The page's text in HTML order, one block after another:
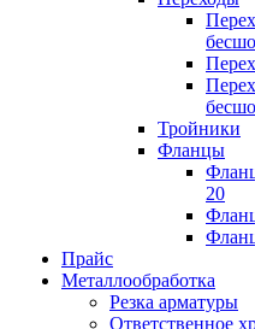
Тройники
Фланцы
20
Прайс
Металлообработка
Резка арматуры
Ответственное